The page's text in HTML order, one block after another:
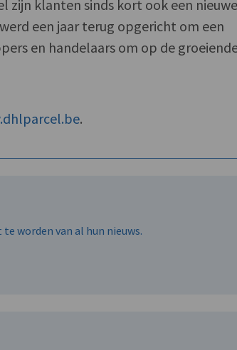
zijn klanten sinds kort ook een
een jaar terug opgericht om een
en handelaars om op de
.
worden van al hun nieuws.